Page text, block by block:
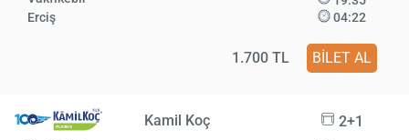
Erciş
04:22
1.700 TL BİLET AL
Kamil Koç 2+1